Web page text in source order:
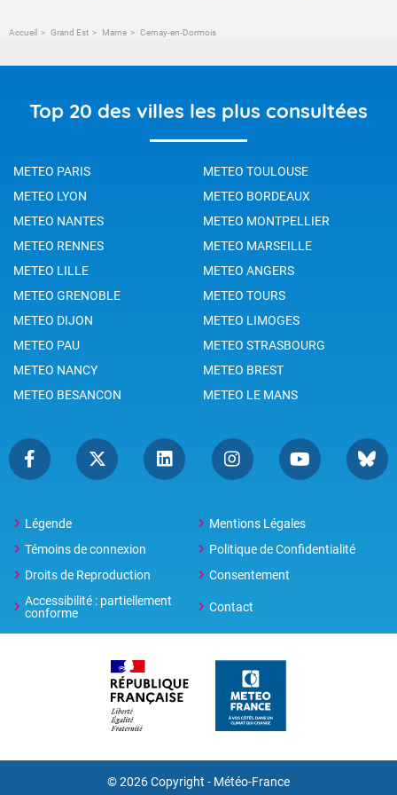
Accueil Grand Est Marne Cernay-en-Dormois
Top 20 des villes les plus consultées
METEO PARIS
METEO TOULOUSE
METEO LYON
METEO BORDEAUX
METEO NANTES
METEO MONTPELLIER
METEO RENNES
METEO MARSEILLE
METEO LILLE
METEO ANGERS
METEO GRENOBLE
METEO TOURS
METEO DIJON
METEO LIMOGES
METEO PAU
METEO STRASBOURG
METEO NANCY
METEO BREST
METEO BESANCON
METEO LE MANS
Légende
Mentions Légales
Témoins de connexion
Politique de Confidentialité
Droits de Reproduction
Consentement
Accessibilité : partiellement
conforme
Contact
© 2026 Copyright - Météo-France